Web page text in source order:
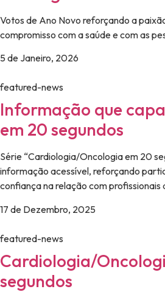
Votos de Ano Novo reforçando a
compromisso com a saúde e com as
5 de Janeiro, 2026
featured-news
Informação que
em 20 segundos
Série “Cardiologia/Oncologia em 20
informação acessível, reforçando
confiança na relação com profissionais
17 de Dezembro, 2025
featured-news
Cardiologia/
segundos